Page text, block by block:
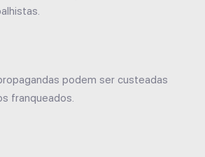
podem ser custeadas
franqueados.